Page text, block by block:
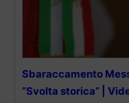
Sbaraccamento
“Svolta storica” |